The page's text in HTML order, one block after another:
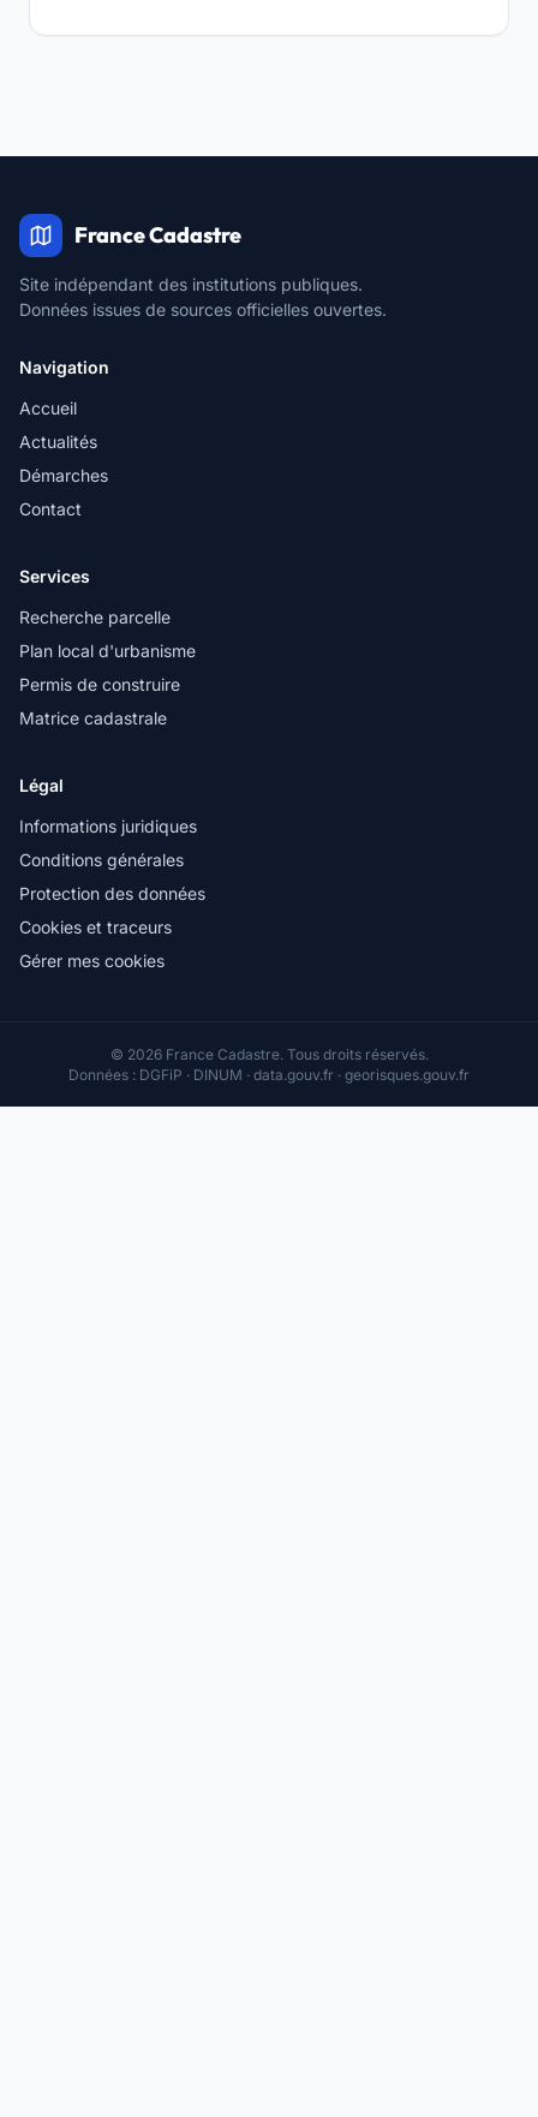
France Cadastre
Site indépendant des institutions publiques.
Données issues de sources officielles ouvertes.
Navigation
Accueil
Actualités
Démarches
Contact
Services
Recherche parcelle
Plan local d'urbanisme
Permis de construire
Matrice cadastrale
Légal
Informations juridiques
Conditions générales
Protection des données
Cookies et traceurs
Gérer mes cookies
© 2026 France Cadastre. Tous droits réservés.
Données : DGFiP · DINUM · data.gouv.fr · georisques.gouv.fr